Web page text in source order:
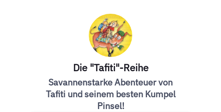
Die "Tafiti"-Reihe
Savannenstarke Abenteuer von
Tafiti und seinem besten Kumpel
Pinsel!